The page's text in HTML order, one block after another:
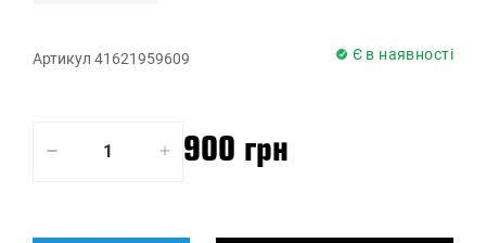
Артикул 41621959609 Є в наявності
900 грн